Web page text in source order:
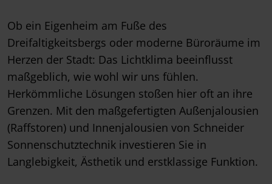
Ob ein Eigenheim am Fuße des
Dreifaltigkeitsbergs oder moderne Büroräume im
Herzen der Stadt: Das Lichtklima beeinflusst
maßgeblich, wie wohl wir uns fühlen.
Herkömmliche Lösungen stoßen hier oft an ihre
Grenzen. Mit den maßgefertigten Außenjalousien
(Raffstoren) und Innenjalousien von Schneider
Sonnenschutztechnik investieren Sie in
Langlebigkeit, Ästhetik und erstklassige Funktion.